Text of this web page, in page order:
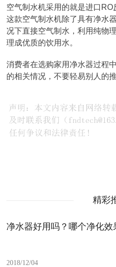
空气制水机采用的就是进口
这款空气制水机除了具有净水
况下直接空气制水，利用纯物
理成优质的饮用水。
消费者在选购家用净水器过程
的相关情况，不要轻易别人的
精彩
净水器好用吗？哪个净化效
2018/12/04